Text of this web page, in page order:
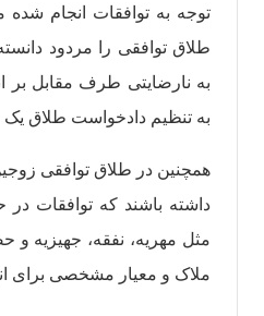
توجه به توافقات انجام
طلاق توافقی را مردود
به نارضایتی طرف مقابل بر
به تنظیم دادخواست طلاق
همچنین در طلاق توافقی
داشته باشند که توافقات
مثل مهریه، نفقه، جهیزیه و
ملاک و معیار مشخصی برای